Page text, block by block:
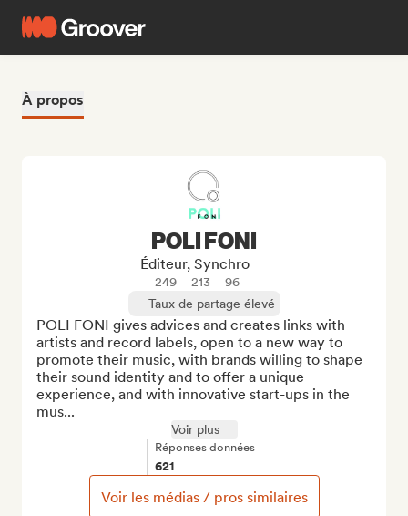
À propos
POLI FONI
Éditeur, Synchro
249 213
96
Taux de partage élevé
POLI FONI gives advices and creates links with
artists and record labels, open to a new way to
promote their music, with brands willing to shape
their sound identity and to offer a unique
experience, and with innovative start-ups in the
mus...
Voir plus
Réponses données
621
Voir les médias / pros similaires